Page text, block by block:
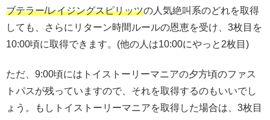
ブテラー/レイジングスピリッツの人気絶叫系のどれを取得
しても、さらにリターン時間ルールの恩恵を受け、3枚目を
10:00頃に取得できます。(他の人は10:00にやっと2枚目)
ただ、9:00頃にはトイストーリーマニアの夕方頃のファス
トパスが残っていますので、それを取得するのもいいでし
ょう。もしトイストーリーマニアを取得した場合は、3枚目